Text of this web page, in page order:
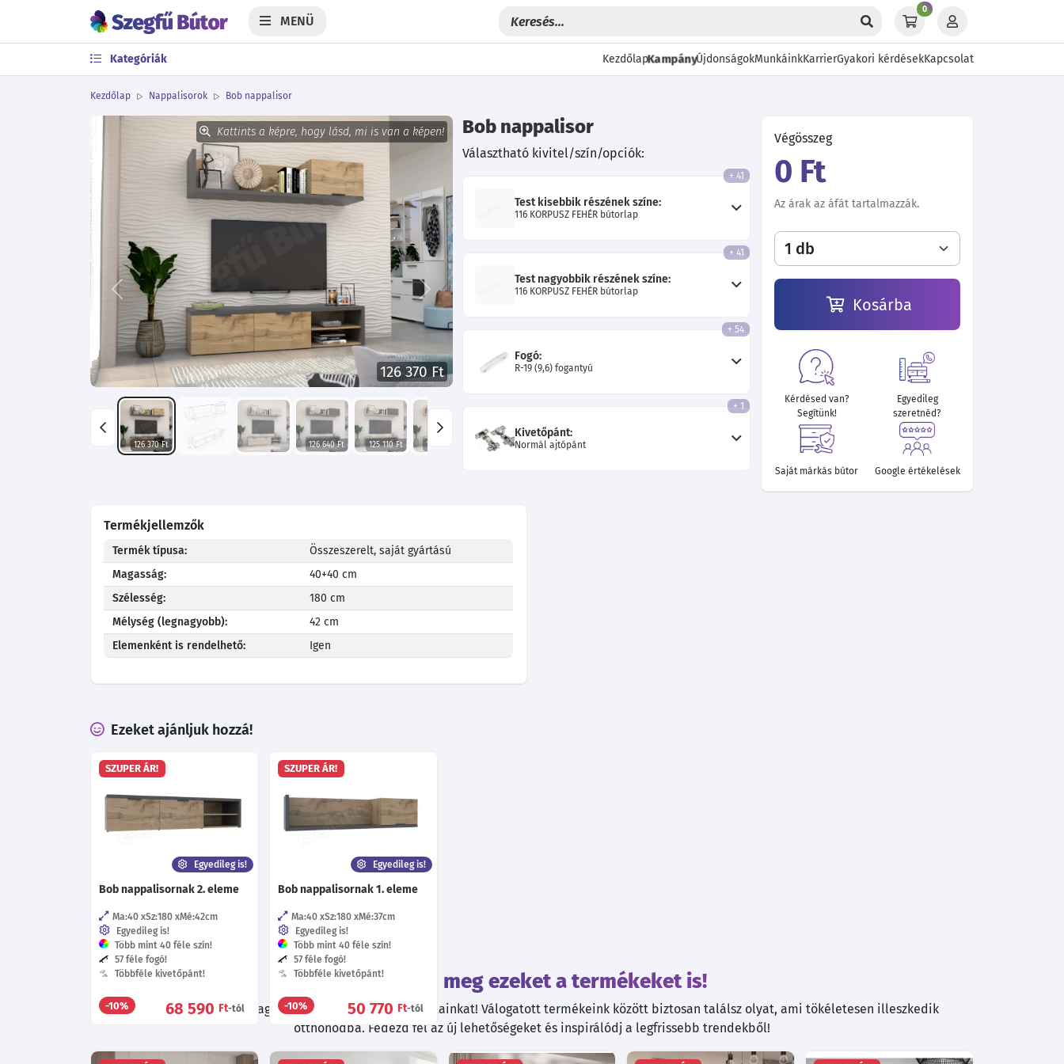
MENÜ
0
Kategóriák KezdőlapKampányÚjdonságokMunkáinkKarrierGyakori kérdésekKapcsolat
Kezdőlap Nappalisorok Bob nappalisor
Kattints a képre, hogy lásd, mi is van a képen!
126 370 Ft
Előző Következő
126 370 Ft 126 640 Ft 125 110 Ft 126 460 Ft 134 110 Ft 124 930 Ft
Bob nappalisor
Választható kivitel/szín/opciók:
Test kisebbik részének színe:
116 KORPUSZ FEHÉR bútorlap
+ 41
Test nagyobbik részének színe:
116 KORPUSZ FEHÉR bútorlap
+ 41
Fogó:
R-19 (9,6) fogantyú
+ 54
Kivetőpánt:
Normál ajtópánt
+ 1
Végösszeg
0 Ft
Az árak az áfát tartalmazzák.
Kosárba
Kérdésed van?
Segítünk!
Egyedileg
szeretnéd?
Saját márkás bútor Google értékelések
Termékjellemzők
Termék típusa:
Összeszerelt, saját gyártású
Magasság:
40+40 cm
Szélesség:
180 cm
Mélység (legnagyobb):
42 cm
Elemenként is rendelhető:
Igen
Ezeket ajánljuk hozzá!
SZUPER ÁR!
Egyedileg is!
Bob nappalisornak 2. eleme
Ma:40 Sz:180 Mé:42cm
Egyedileg is!
Több mint 40 féle szín!
57 féle fogó!
Többféle kivetőpánt!
-10% 68 590 Ft-tól
SZUPER ÁR!
Egyedileg is!
Bob nappalisornak 1. eleme
Ma:40 Sz:180 Mé:37cm
Egyedileg is!
Több mint 40 féle szín!
57 féle fogó!
Többféle kivetőpánt!
-10% 50 770 Ft-tól
Tekintsd meg ezeket a termékeket is!
Böngészés közben ne hagyd ki a további kiváló ajánlatainkat! Válogatott termékeink között biztosan találsz olyat, ami tökéletesen illeszkedik
otthonodba. Fedezd fel az új lehetőségeket és inspirálódj a legfrissebb trendekből!